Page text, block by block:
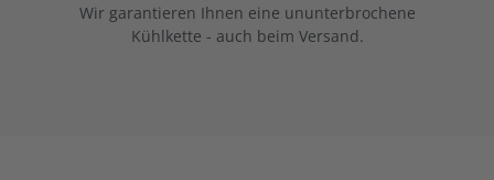
Wir garantieren Ihnen eine ununterbrochene
Kühlkette - auch beim Versand.